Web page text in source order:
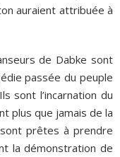
auraient attribuée à
de Dabke sont
passée du peuple
sont l’incarnation du
plus que jamais de la
prêtes à prendre
la démonstration de